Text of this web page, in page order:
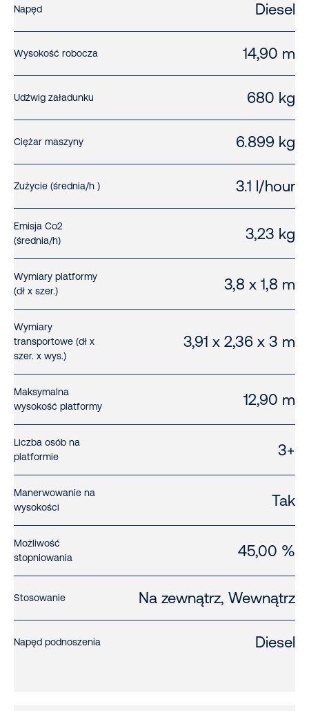
Napęd Diesel
Wysokość robocza 14,90 m
Udźwig załadunku 680 kg
Ciężar maszyny 6.899 kg
Zużycie (średnia/h ) 3.1 l/hour
Emisja Co2
(średnia/h)
3,23 kg
Wymiary platformy
(dł x szer.)
3,8 x 1,8 m
Wymiary
transportowe (dł x
szer. x wys.)
3,91 x 2,36 x 3 m
Maksymalna
wysokość platformy
12,90 m
Liczba osób na
platformie
3+
Manerwowanie na
wysokości
Tak
Możliwość
stopniowania
45,00 %
Stosowanie Na zewnątrz, Wewnątrz
Napęd podnoszenia Diesel